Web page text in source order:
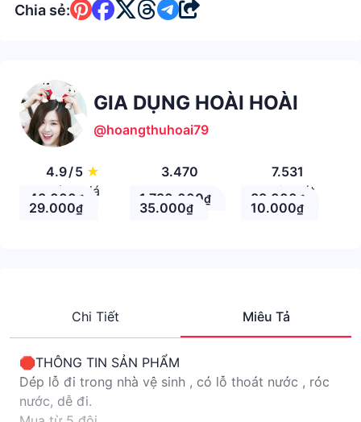
Chia sẻ:
GIA DỤNG HOÀI HOÀI
@hoangthuhoai79
4.9/5 ★
Đánh giá
3.470
Theo Dõi
7.531
Nhận xét
43.000 ₫ 1.730.000₫ 88.000 ₫
29.000₫ 35.000₫ 10.000₫
Chi Tiết Miêu Tả
🛑THÔNG TIN SẢN PHẨM
Dép lỗ đi trong nhà vệ sinh , có lỗ thoát nước , róc
nước, dễ đi.